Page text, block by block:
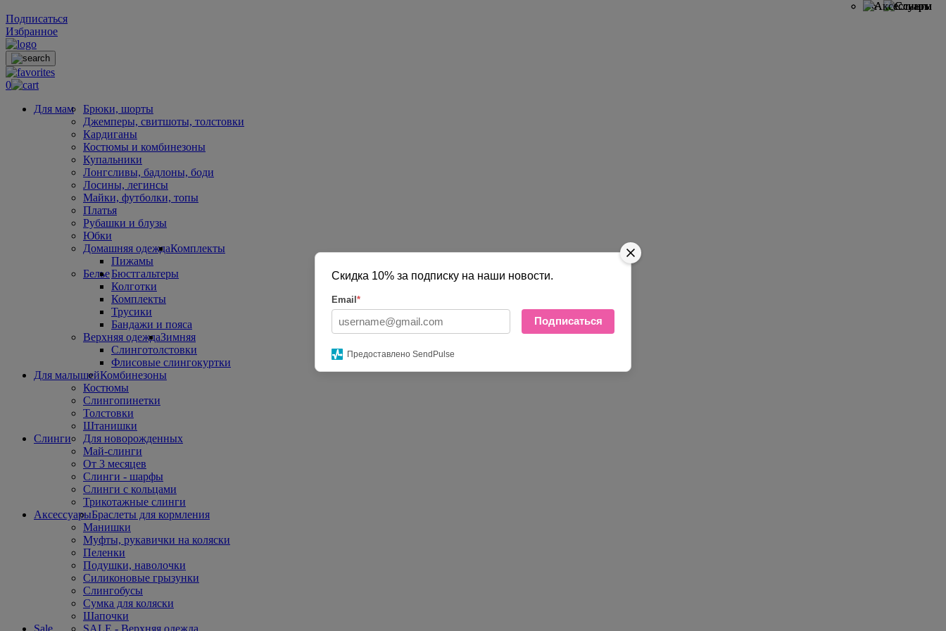
Скидка 10% за подписку на наши новости.
Email *
Подписаться
Предоставлено SendPulse
Подписаться
Избранное
0
Для мам
Брюки, шорты
Джемперы, свитшоты, толстовки
Кардиганы
Костюмы и комбинезоны
Купальники
Лонгсливы, бадлоны, боди
Лосины, легинсы
Майки, футболки, топы
Платья
Рубашки и блузы
Юбки
Домашняя одеждаКомплекты
Пижамы
БельеБюстгальтеры
Колготки
Комплекты
Трусики
Бандажи и пояса
Верхняя одеждаЗимняя
Слинготолстовки
Флисовые слингокуртки
Для малышейКомбинезоны
Костюмы
Слингопинетки
Толстовки
Штанишки
Слинги
Для новорожденных
Май-слинги
От 3 месяцев
Слинги - шарфы
Слинги с кольцами
Трикотажные слинги
АксессуарыБраслеты для кормления
Манишки
Муфты, рукавички на коляски
Пеленки
Подушки, наволочки
Силиконовые грызунки
Слингобусы
Сумка для коляски
Шапочки
Sale
SALE - Верхняя одежда